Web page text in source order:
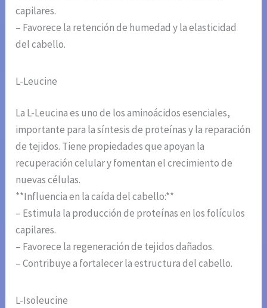
capilares.
– Favorece la retención de humedad y la elasticidad
del cabello.
L-Leucine
La L-Leucina es uno de los aminoácidos esenciales,
importante para la síntesis de proteínas y la reparación
de tejidos. Tiene propiedades que apoyan la
recuperación celular y fomentan el crecimiento de
nuevas células.
**Influencia en la caída del cabello:**
– Estimula la producción de proteínas en los folículos
capilares.
– Favorece la regeneración de tejidos dañados.
– Contribuye a fortalecer la estructura del cabello.
L-Isoleucine